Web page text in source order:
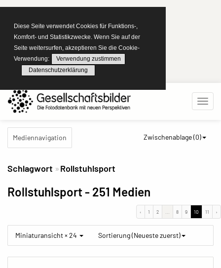
Diese Seite verwendet Cookies für Funktions-,
Komfort- und Statistikzwecke. Wenn Sie auf der
Seite weitersurfen, akzeptieren Sie die Cookie-
Verwendung:
Verwendung zustimmen
Datenschutzerklärung
Mediennavigation Zwischenablage (0)
Schlagwort Rollstuhlsport
Rollstuhlsport- 251 Medien
‹ 1 2 8 9 10 11 ›
Miniaturansicht × 24 Sortierung (Neueste zuerst)